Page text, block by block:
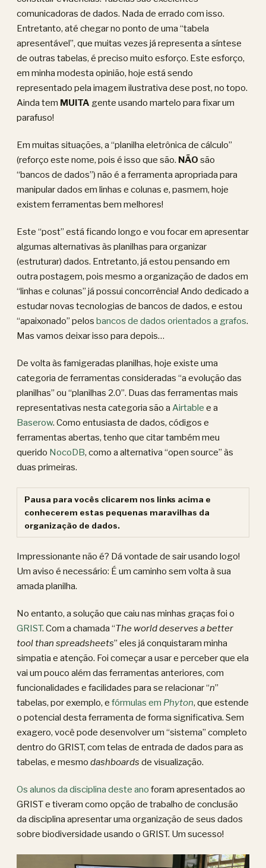
comunicadoras de dados. Nada de errado com isso.
Entretanto, até chegar no ponto de uma “tabela
apresentável”, que muitas vezes já representa a síntese
de outras tabelas, é preciso muito esforço. Este esforço,
em minha modesta opinião, hoje está sendo
representado pela imagem ilustrativa dese post, no topo.
Ainda tem MUITA gente usando martelo para fixar um
parafuso!
Em muitas situações, a “planilha eletrônica de cálculo”
(reforço este nome, pois é isso que são. NÃO são
“bancos de dados”) não é a ferramenta apropriada para
manipular dados em linhas e colunas e, pasmem, hoje
existem ferramentas bem melhores!
Este “post” está ficando longo e vou focar em apresentar
algumas alternativas às planilhas para organizar
(estruturar) dados. Entretanto, já estou pensando em
outra postagem, pois mesmo a organização de dados em
“linhas e colunas” já possui concorrência! Ando dedicado a
estudar novas tecnologias de bancos de dados, e estou
“apaixonado” pelos bancos de dados orientados a grafos.
Mas vamos deixar isso para depois…
De volta às famigeradas planilhas, hoje existe uma
categoria de ferramentas consideradas “a evolução das
planilhas” ou “planilhas 2.0”. Duas das ferramentas mais
representativas nesta categoria são a Airtable e a
Baserow. Como entusiasta de dados, códigos e
ferramentas abertas, tenho que citar também meu
querido NocoDB, como a alternativa “open source” às
duas primeiras.
Pausa para vocês clicarem nos links acima e
conhecerem estas pequenas maravilhas da
organização de dados.
Impressionante não é? Dá vontade de sair usando logo!
Um aviso é necessário: É um caminho sem volta à sua
amada planilha.
No entanto, a solução que caiu nas minhas graças foi o
GRIST. Com a chamada “The world deserves a better
tool than spreadsheets” eles já conquistaram minha
simpatia e atenção. Foi começar a usar e perceber que ela
vai um pouco além das ferramentas anteriores, com
funcionalidades e facilidades para se relacionar “n”
tabelas, por exemplo, e fórmulas em Phyton, que estende
o potencial desta ferramenta de forma significativa. Sem
exagero, você pode desenvolver um “sistema” completo
dentro do GRIST, com telas de entrada de dados para as
tabelas, e mesmo dashboards de visualização.
Os alunos da disciplina deste ano foram apresentados ao
GRIST e tiveram como opção de trabalho de conclusão
da disciplina apresentar uma organização de seus dados
sobre biodiversidade usando o GRIST. Um sucesso!